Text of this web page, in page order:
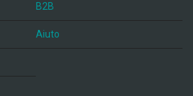
B2B
Aiuto